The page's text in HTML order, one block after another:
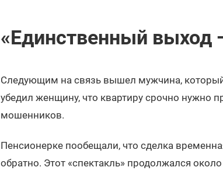
«Единственный выход
Следующим на связь вышел мужчина,
убедил женщину, что квартиру срочно нужно
мошенников.
Пенсионерке пообещали, что сделка
обратно. Этот «спектакль» продолжался